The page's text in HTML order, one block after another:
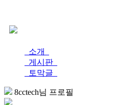
소개
게시판
토막글
8cctech님 프로필